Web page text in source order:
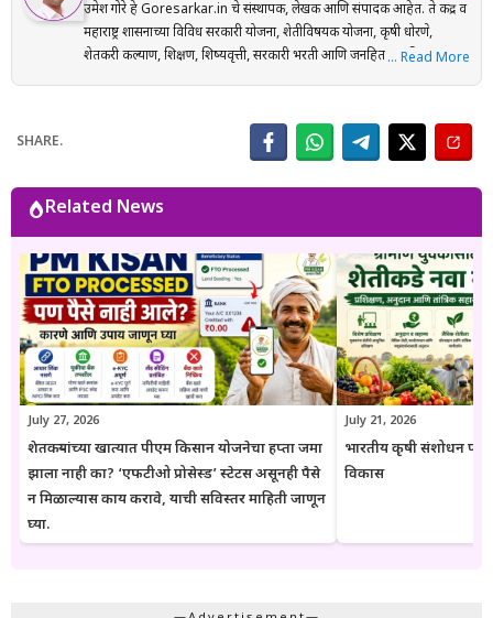
उमेश गोरे हे Goresarkar.in चे संस्थापक, लेखक आणि संपादक आहेत. ते केंद्र व
महाराष्ट्र शासनाच्या विविध सरकारी योजना, शेतीविषयक योजना, कृषी धोरणे,
शेतकरी कल्याण, शिक्षण, शिष्यवृत्ती, सरकारी भरती आणि जनहिताच्या विषयांवर
आणि संबंधित अधिकृत स्रोतांचा संदर्भ घेऊन माहितीची पडताळणी केली जाते.
वाचकांना अर्ज प्रक्रिया, पात्रता, आवश्यक कागदपत्रे, लाभ, अंतिम मुदत आणि
भर असतो. Goresarkar.in चा उद्देश महाराष्ट्रातील शेतकरी, विद्यार्थी, महिला,
युवक आणि सर्वसामान्य नागरिकांपर्यंत विश्वासार्ह, अद्ययावत आणि उपयुक्त माहिती
पोहोचवणे हा आहे. प्रकाशित माहिती वेळोवेळी अद्ययावत ठेवण्याचा प्रयत्न केला
जातो. अधिकृत निर्णयामध्ये बदल झाल्यास संबंधित लेख देखील अद्ययावत करण्यात
येतात. या संकेतस्थळावरील माहिती ही केवळ जनजागृती आणि मार्गदर्शनाच्या
उद्देशाने प्रकाशित केली जाते. कोणत्याही सरकारी योजनेसाठी अर्ज करण्यापूर्वी
संबंधित विभागाच्या अधिकृत संकेतस्थळावरील माहिती, नियम आणि अटींची
पडताळणी करण्याचा सल्ला दिला जातो.
… Read More
SHARE.
Related News
July 27, 2026
शेतकऱ्यांच्या खात्यात पीएम किसान योजनेचा हप्ता जमा
झाला नाही का? ‘एफटीओ प्रोसेस्ड’ स्टेटस असूनही पैसे
न मिळाल्यास काय करावे, याची सविस्तर माहिती जाणून
घ्या.
July 21, 2026
भारतीय कृषी संशोधन
विकास